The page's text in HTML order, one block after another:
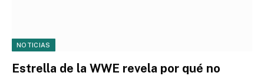
NOTICIAS
Estrella de la WWE revela por qué no